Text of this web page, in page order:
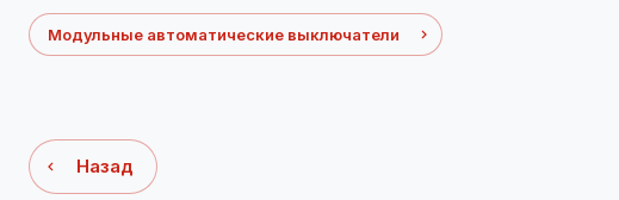
Модульные автоматические выключатели
Назад